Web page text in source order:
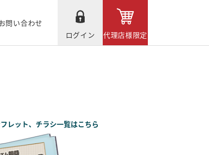
問い合わせ
ログイン
代理店様限定
レット、チラシ一覧はこちら